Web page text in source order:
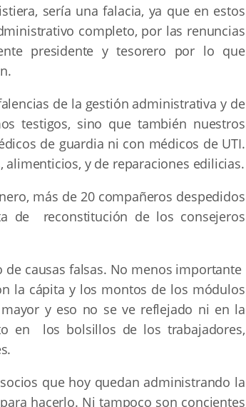
sería una falacia, ya que en estos
completo, por las renuncias
presidente y tesorero por lo que
de la gestión administrativa y de
testigos, sino que también nuestros
de guardia ni con médicos de UTI.
y de reparaciones edilicias.
más de 20 compañeros despedidos
de reconstitución de los consejeros
causas falsas. No menos importante
la cápita y los montos de los módulos
y eso no se ve reflejado ni en la
en los bolsillos de los trabajadores,
que hoy quedan administrando la
hacerlo. Ni tampoco son concientes